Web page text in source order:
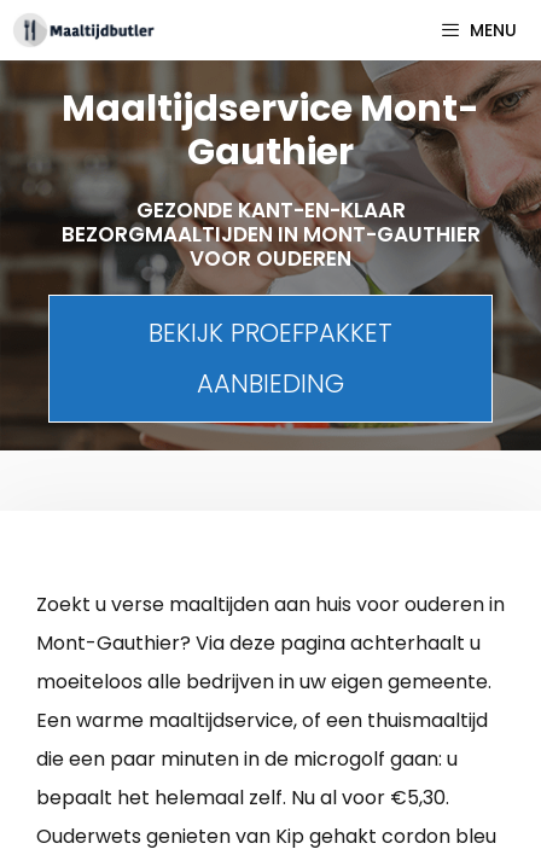
Spring
naar
inhoud
MENU
Maaltijdservice Mont-
Gauthier
GEZONDE KANT-EN-KLAAR
BEZORGMAALTIJDEN IN MONT-GAUTHIER
VOOR OUDEREN
BEKIJK PROEFPAKKET
AANBIEDING
Zoekt u verse maaltijden aan huis voor ouderen in
Mont-Gauthier? Via deze pagina achterhaalt u
moeiteloos alle bedrijven in uw eigen gemeente.
Een warme maaltijdservice, of een thuismaaltijd
die een paar minuten in de microgolf gaan: u
bepaalt het helemaal zelf. Nu al voor €5,30.
Ouderwets genieten van Kip gehakt cordon bleu